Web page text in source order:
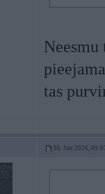
tas
05. Jun 2026,